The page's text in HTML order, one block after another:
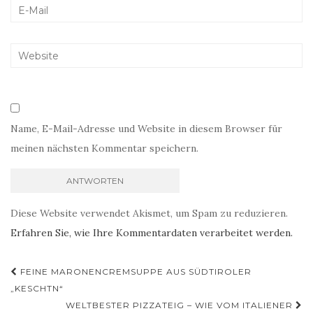
Name, E-Mail-Adresse und Website in diesem Browser für
meinen nächsten Kommentar speichern.
Diese Website verwendet Akismet, um Spam zu reduzieren.
Erfahren Sie, wie Ihre Kommentardaten verarbeitet werden.
Beitragsnavigation
FEINE MARONENCREMSUPPE AUS SÜDTIROLER
„KESCHTN“
WELTBESTER PIZZATEIG – WIE VOM ITALIENER